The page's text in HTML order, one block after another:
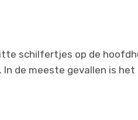
schilfertjes op de
de meeste gevallen is